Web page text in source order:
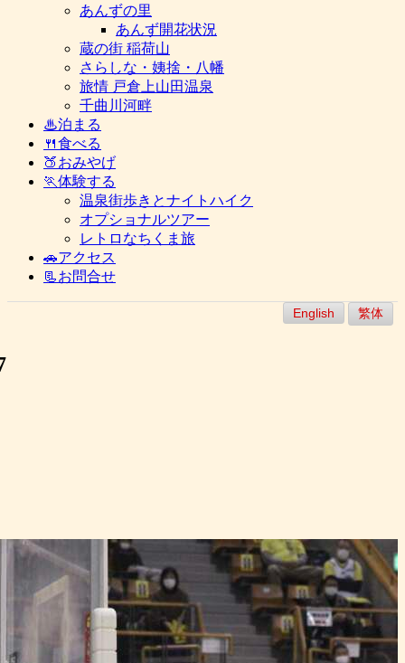
あんずの里
あんず開花状況
蔵の街 稲荷山
さらしな・姨捨・八幡
旅情 戸倉上山田温泉
千曲川河畔
♨泊まる
🍴食べる
🍑おみやげ
🏃体験する
温泉街歩きとナイトハイク
オプショナルツアー
レトロなちくま旅
🚗アクセス
📃お問合せ
English 繁体